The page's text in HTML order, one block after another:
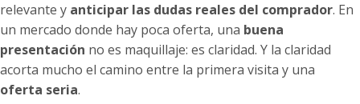
relevante y anticipar las dudas reales del comprador. En
un mercado donde hay poca oferta, una buena
presentación no es maquillaje: es claridad. Y la claridad
acorta mucho el camino entre la primera visita y una
oferta seria.